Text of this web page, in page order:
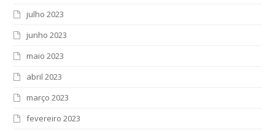
julho 2023
junho 2023
maio 2023
abril 2023
março 2023
fevereiro 2023